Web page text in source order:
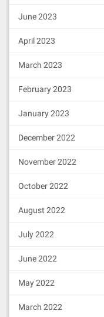
June 2023
April 2023
March 2023
February 2023
January 2023
December 2022
November 2022
October 2022
August 2022
July 2022
June 2022
May 2022
March 2022